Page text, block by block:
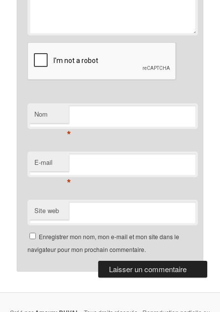
Nom
*
E-mail
*
Site web
Enregistrer mon nom, mon e-mail et mon site dans le
navigateur pour mon prochain commentaire.